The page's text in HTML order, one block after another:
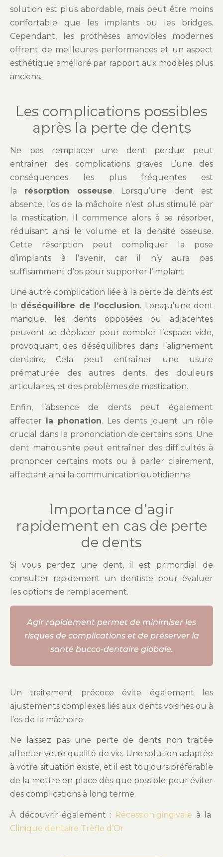
solution est plus abordable, mais peut être moins
confortable que les implants ou les bridges.
Cependant, les prothèses amovibles modernes
offrent de meilleures performances et un aspect
esthétique amélioré par rapport aux modèles plus
anciens.
Les complications possibles
après la perte de dents
Ne pas remplacer une dent perdue peut
entraîner des complications graves. L’une des
conséquences les plus fréquentes est
la résorption osseuse. Lorsqu’une dent est
absente, l’os de la mâchoire n’est plus stimulé par
la mastication. Il commence alors à se résorber,
réduisant ainsi le volume et la densité osseuse.
Cette résorption peut compliquer la pose
d’implants à l’avenir, car il n’y aura pas
suffisamment d’os pour supporter l’implant.
Une autre complication liée à la perte de dents est
le déséquilibre de l’occlusion. Lorsqu’une dent
manque, les dents opposées ou adjacentes
peuvent se déplacer pour combler l’espace vide,
provoquant des déséquilibres dans l’alignement
dentaire. Cela peut entraîner une usure
prématurée des autres dents, des douleurs
articulaires, et des problèmes de mastication.
Enfin, l’absence de dents peut également
affecter la phonation. Les dents jouent un rôle
crucial dans la prononciation de certains sons. Une
dent manquante peut entraîner des difficultés à
prononcer certains mots ou à parler clairement,
affectant ainsi la communication quotidienne.
Importance d’agir
rapidement en cas de perte
de dents
Si vous perdez une dent, il est primordial de
consulter rapidement un dentiste pour évaluer
les options de remplacement.
Agir rapidement permet de minimiser les
risques de complications et de préserver la
santé bucco-dentaire globale.
Un traitement précoce évite également les
ajustements complexes liés aux dents voisines ou à
l’os de la mâchoire.
Ne laissez pas une perte de dents non traitée
affecter votre qualité de vie. Une solution adaptée
à votre situation existe, et il est toujours préférable
de la mettre en place dès que possible pour éviter
des complications à long terme.
À découvrir également : Récession gingivale à la
Clinique dentaire Trèfle d’Or